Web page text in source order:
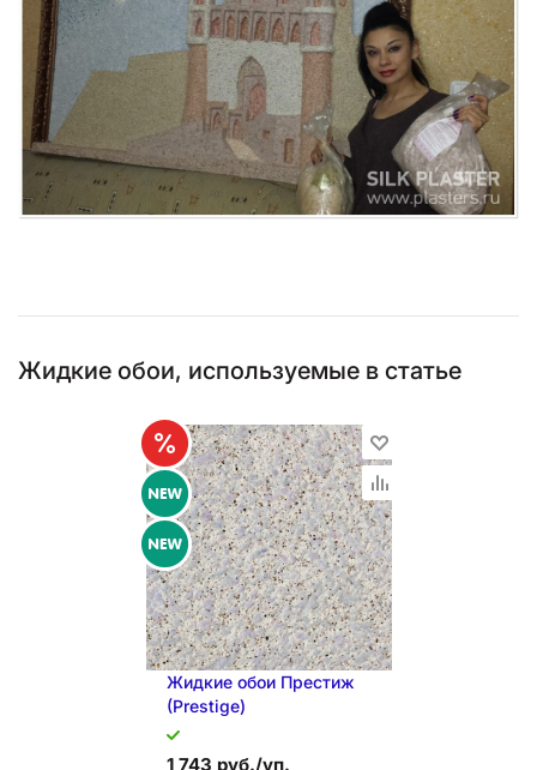
Жидкие обои, используемые в статье
Жидкие обои Престиж
(Prestige)
1 743 руб./уп.